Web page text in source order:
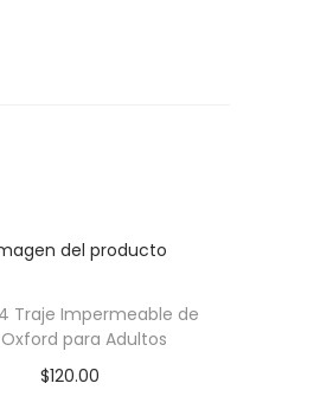
Traje Impermeable de
para Adultos
$120.00